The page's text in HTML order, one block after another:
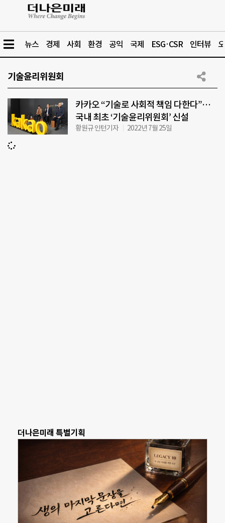
뉴스 경제 사회 환경 공익 국제 ESG·CSR 인터뷰
기술윤리위원회
카카오 “기술로 사회적 책임 다한다”…
국내 최초 ‘기술윤리위원회’ 신설
황원규 인턴기자 2022년 7월 25일
더나은미래 특별기획